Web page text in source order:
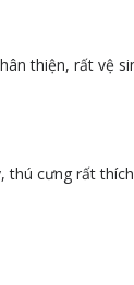
thiện, rất vệ
cưng rất